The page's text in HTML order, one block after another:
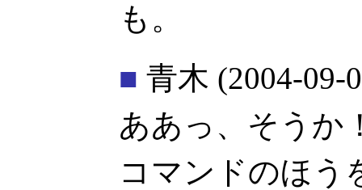
も。
■ 青木 (2004-09-
ああっ、そうか
コマンドのほう